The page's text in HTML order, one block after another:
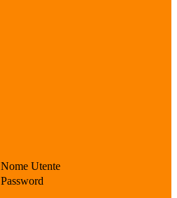
Nome Utente
Password